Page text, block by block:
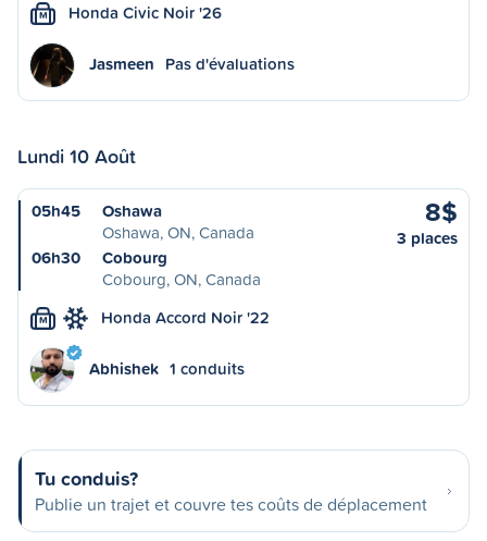
M Honda Civic Noir '26
Jasmeen Pas d'évaluations
Lundi 10 Août
05h45
Oshawa
Oshawa, ON, Canada
06h30
Cobourg
Cobourg, ON, Canada
8$
3 places
M Honda Accord Noir '22
Abhishek 1 conduits
Tu conduis?
Publie un trajet et couvre tes coûts de déplacement